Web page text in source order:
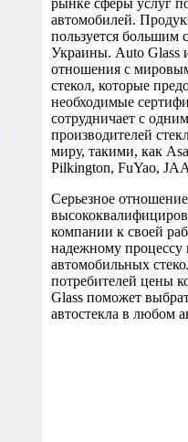
рынке сферы услуг
автомобилей.
пользуется большим
Украины. Auto Glass
отношения с
стекол, которые
необходимые
сотрудничает с
производителей
миру, такими, как
Pilkington, FuYao,
Серьезное отношение
компании к своей
надежному процессу
автомобильных
потребителей цены
Glass поможет
автостекла в любом